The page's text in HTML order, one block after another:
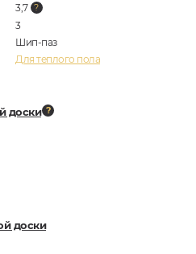
3,7
3
Шип-паз
Для теплого пола
доски
доски